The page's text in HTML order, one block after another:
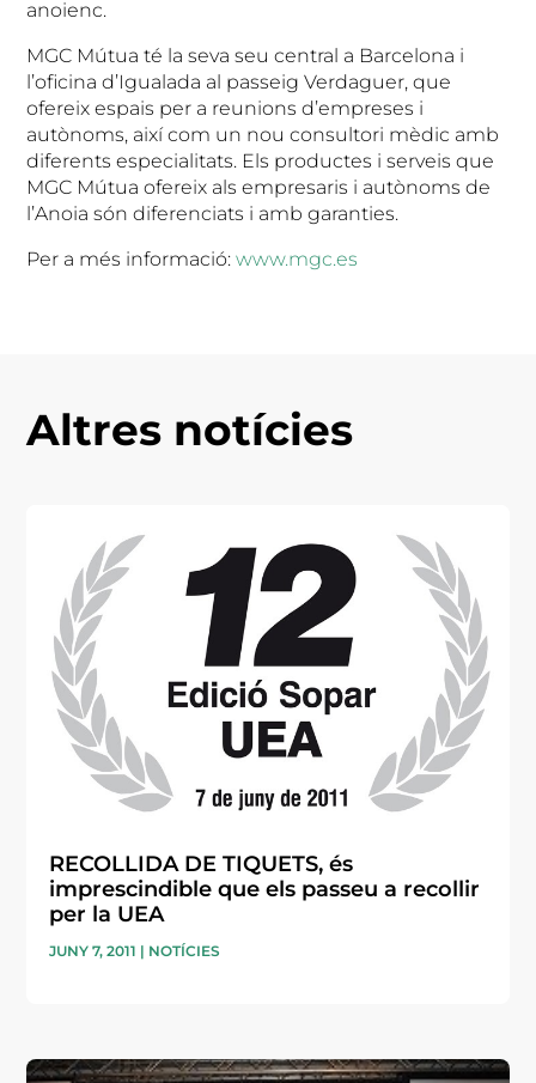
anoienc.
MGC Mútua té la seva seu central a Barcelona i
l’oficina d’Igualada al passeig Verdaguer, que
ofereix espais per a reunions d’empreses i
autònoms, així com un nou consultori mèdic amb
diferents especialitats. Els productes i serveis que
MGC Mútua ofereix als empresaris i autònoms de
l’Anoia són diferenciats i amb garanties.
Per a més informació:www.mgc.es
Altres notícies
RECOLLIDA DE TIQUETS, és
imprescindible que els passeu a recollir
per la UEA
JUNY 7, 2011 | NOTÍCIES